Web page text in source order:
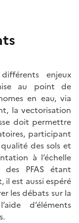
enjeux
au point de
en eau, via
la vectorisation
doit permettre
participant
des sols et
à l’échelle
PFAS étant
est aussi espéré
les débats sur la
d’éléments